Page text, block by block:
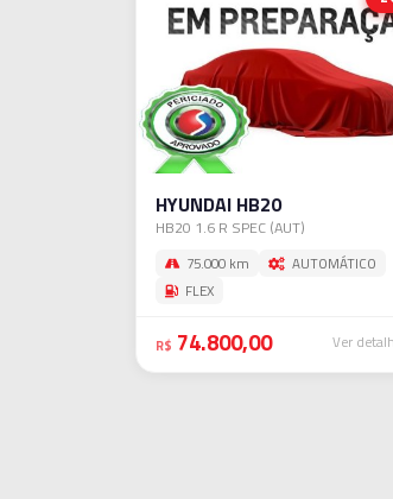
HYUNDAI HB20
HB20 1.6 R SPEC (AUT)
75.000 km
AUTOMÁTICO
FLEX
R$ 74.800,00 Ver
Financiamento